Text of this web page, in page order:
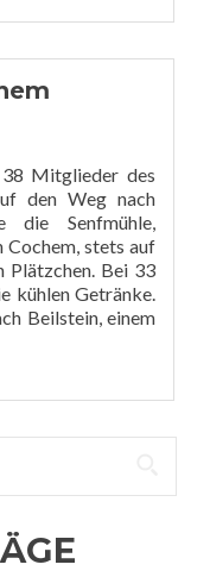
Mitglieder des
den Weg nach
die Senfmühle,
Cochem, stets auf
Plätzchen. Bei 33
kühlen Getränke.
Beilstein, einem